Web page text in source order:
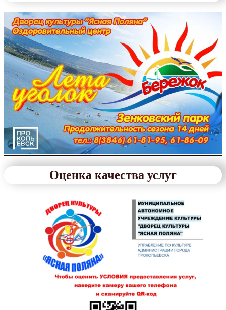
Оценка качества услуг